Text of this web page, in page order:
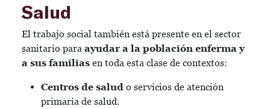
Salud
El trabajo social también está presente en el sector
sanitario para ayudar a la población enferma y
a sus familias en toda esta clase de contextos:
Centros de salud o servicios de atención
primaria de salud.